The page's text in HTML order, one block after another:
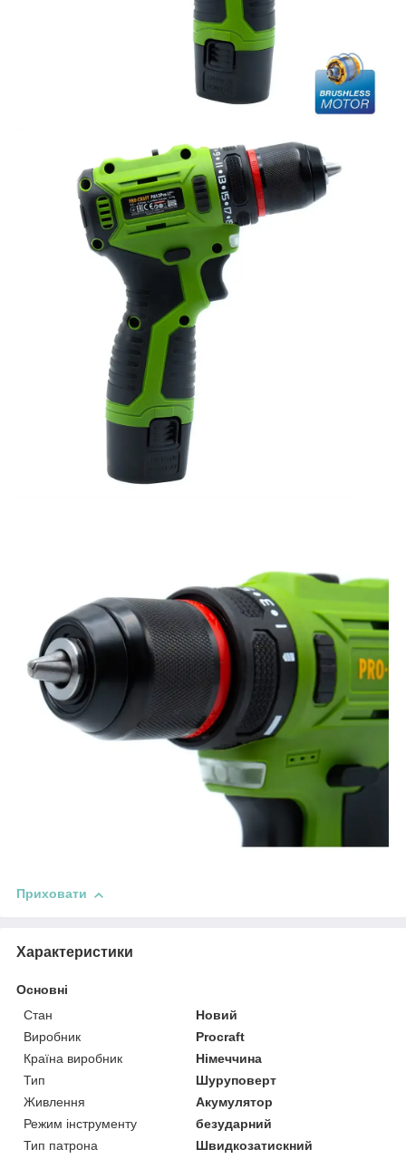
Приховати
Характеристики
Основні
Стан
Новий
Виробник
Procraft
Країна виробник
Німеччина
Тип
Шуруповерт
Живлення
Акумулятор
Режим інструменту
безударний
Тип патрона
Швидкозатискний